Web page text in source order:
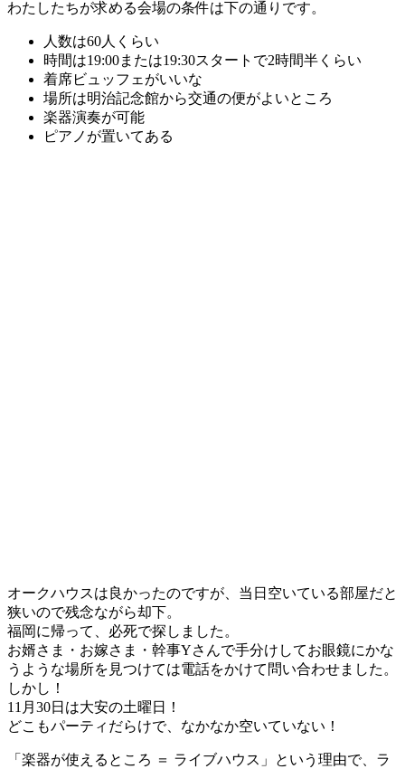
わたしたちが求める会場の条件は下の通りです。
人数は60人くらい
時間は19:00または19:30スタートで2時間半くらい
着席ビュッフェがいいな
場所は明治記念館から交通の便がよいところ
楽器演奏が可能
ピアノが置いてある
オークハウスは良かったのですが、当日空いている部屋だと
狭いので残念ながら却下。
福岡に帰って、必死で探しました。
お婿さま・お嫁さま・幹事Yさんで手分けしてお眼鏡にかな
うような場所を見つけては電話をかけて問い合わせました。
しかし！
11月30日は大安の土曜日！
どこもパーティだらけで、なかなか空いていない！
「楽器が使えるところ ＝ ライブハウス」という理由で、ラ